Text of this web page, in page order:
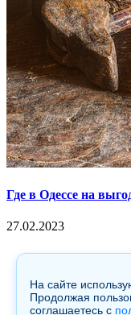
Где в Одессе на
27.02.2023
Copyright © 2017.
гиперссылка на
На сайте
Продолжая
соглашаетесь с